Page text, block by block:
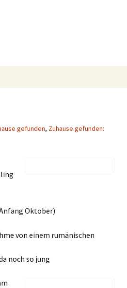
Artenschutz
e.V.
1985 im
Orscheider
gefunden, Zuhause gefunden:
Oktober)
von einem rumänischen
noch so jung